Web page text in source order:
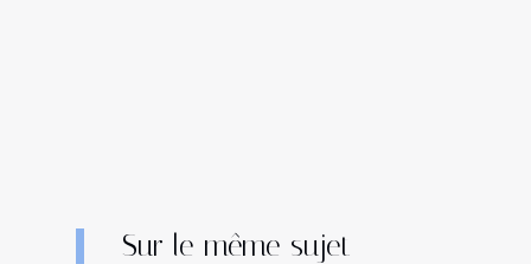
Sur le même sujet